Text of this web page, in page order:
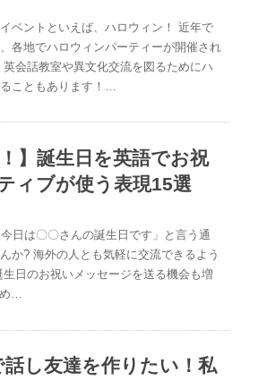
ベントといえば、ハロウィン！ 近年で
各地でハロウィンパーティーが開催され
会話教室や異文化交流を図るためにハ
こともあります！…
】誕生日を英語でお祝
ィブが使う表現15選
日は〇〇さんの誕生日です」と言う通
か? 海外の人とも気軽に交流できるよう
日のお祝いメッセージを送る機会も増
…
し友達を作りたい！私